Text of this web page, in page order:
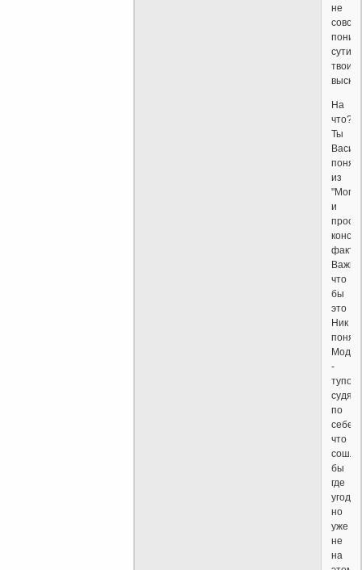
не
сути
твоих
На
что?
Ты
понял,
из
"Могут
и
Важно
что
бы
это
Ник
понял.
-
тупо
судят
по
себе,
что
сошло
бы
где
но
уже
не
на